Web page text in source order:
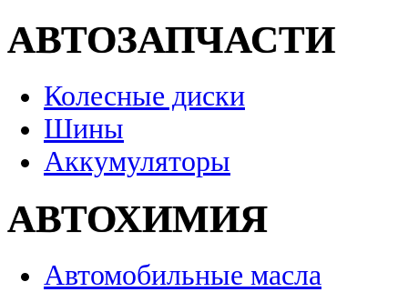
АВТОЗАПЧАСТИ
Колесные диски
Шины
Аккумуляторы
АВТОХИМИЯ
Автомобильные масла